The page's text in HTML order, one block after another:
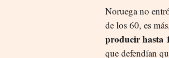
Noruega no
de los 60, es
producir hasta
que defendían